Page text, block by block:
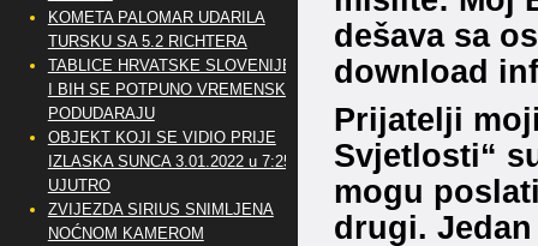
dešava sa
download
Prijatelji
Svjetlosti“
mogu
drugi.
KOMETA PALOMAR UDARILA
TURSKU SA 5.2 RICHTERA
TABLICE HRVATSKE SLOVENIJE
I BIH SE POTPUNO VREMENSKI
PODUDARAJU
OBJEKT KOJI SE VIDIO PRIJE
IZLASKA SUNCA 3.01.2022 u 7:25
UJUTRO
ZVIJEZDA SIRIUS SNIMLJENA
NOĆNOM KAMEROM